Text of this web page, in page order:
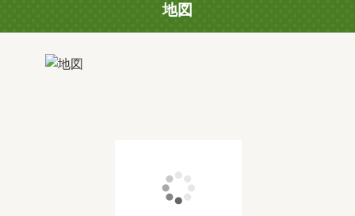
地図